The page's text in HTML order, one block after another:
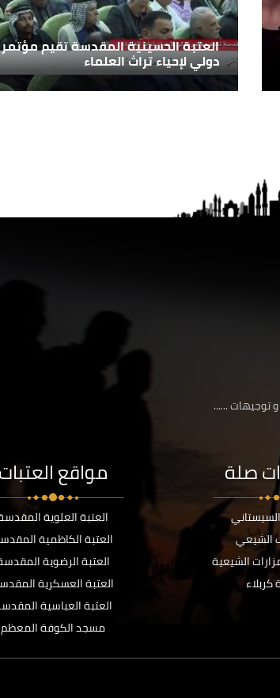
العتبة الحسينية المقدسة تقيم مؤتمر
دولي لإحياء تراث العلماء
توجيهات ......
صلة
الشيعي
الشيعية
مواقع العتبات
العتبة العلوية
العتبة الكاظمية
العتبة الرضوية
العتبة العسكرية
العتبة العباسية
مسجد الكوفة المعظم